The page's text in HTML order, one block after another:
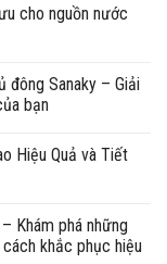
cho nguồn nước
đông Sanaky – Giải
bạn
Hiệu Quả và Tiết
Khám phá những
khắc phục hiệu